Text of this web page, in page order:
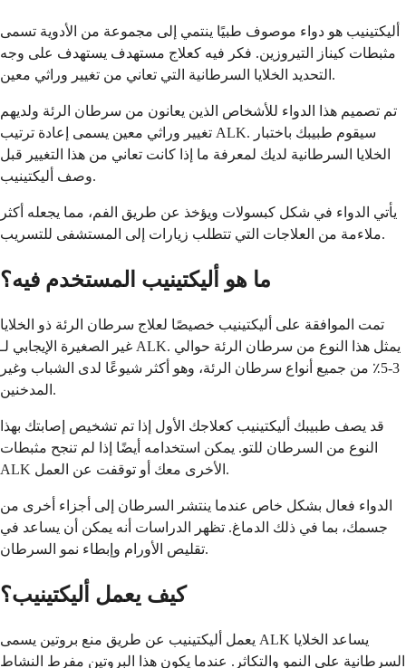
أليكتينيب هو دواء موصوف طبيًا ينتمي إلى مجموعة من الأدوية تسمى
مثبطات كيناز التيروزين. فكر فيه كعلاج مستهدف يستهدف على وجه
التحديد الخلايا السرطانية التي تعاني من تغيير وراثي معين.
تم تصميم هذا الدواء للأشخاص الذين يعانون من سرطان الرئة ولديهم
تغيير وراثي معين يسمى إعادة ترتيب ALK. سيقوم طبيبك باختبار
الخلايا السرطانية لديك لمعرفة ما إذا كانت تعاني من هذا التغيير قبل
وصف أليكتينيب.
يأتي الدواء في شكل كبسولات ويؤخذ عن طريق الفم، مما يجعله أكثر
ملاءمة من العلاجات التي تتطلب زيارات إلى المستشفى للتسريب.
ما هو أليكتينيب المستخدم فيه؟
تمت الموافقة على أليكتينيب خصيصًا لعلاج سرطان الرئة ذو الخلايا
غير الصغيرة الإيجابي لـ ALK. يمثل هذا النوع من سرطان الرئة حوالي
3-5٪ من جميع أنواع سرطان الرئة، وهو أكثر شيوعًا لدى الشباب وغير
المدخنين.
قد يصف طبيبك أليكتينيب كعلاجك الأول إذا تم تشخيص إصابتك بهذا
النوع من السرطان للتو. يمكن استخدامه أيضًا إذا لم تنجح مثبطات
ALK الأخرى معك أو توقفت عن العمل.
الدواء فعال بشكل خاص عندما ينتشر السرطان إلى أجزاء أخرى من
جسمك، بما في ذلك الدماغ. تظهر الدراسات أنه يمكن أن يساعد في
تقليص الأورام وإبطاء نمو السرطان.
كيف يعمل أليكتينيب؟
يعمل أليكتينيب عن طريق منع بروتين يسمى ALK يساعد الخلايا
السرطانية على النمو والتكاثر. عندما يكون هذا البروتين مفرط النشاط